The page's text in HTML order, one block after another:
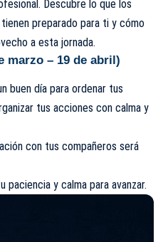
Descubre lo que los
preparado para ti y cómo
a esta jornada.
marzo – 19 de abril)
buen día para ordenar tus
tus acciones con calma y
con tus compañeros será
paciencia y calma para avanzar.